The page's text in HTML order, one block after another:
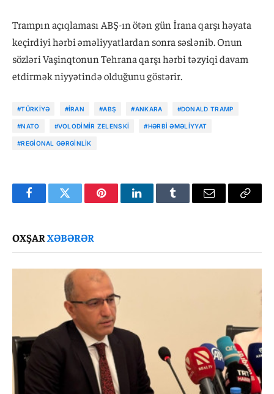
Trampın açıqlaması ABŞ-ın ötən gün İrana qarşı həyata
keçirdiyi hərbi əməliyyatlardan sonra səslənib. Onun
sözləri Vaşinqtonun Tehrana qarşı hərbi təzyiqi davam
etdirmək niyyətində olduğunu göstərir.
#TÜRKIYƏ #İRAN #ABŞ #ANKARA #DONALD TRAMP
#NATO #VOLODIMIR ZELENSKI #HƏRBI ƏMƏLIYYAT
#REGIONAL GƏRGINLIK
FacebookTwitter PinterestLinkedInTumblr Email
Copy
OXŞARXƏBƏRƏR